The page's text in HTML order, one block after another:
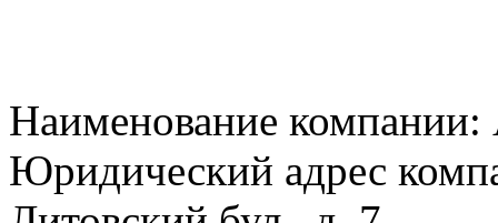
Наименование
Юридический адрес